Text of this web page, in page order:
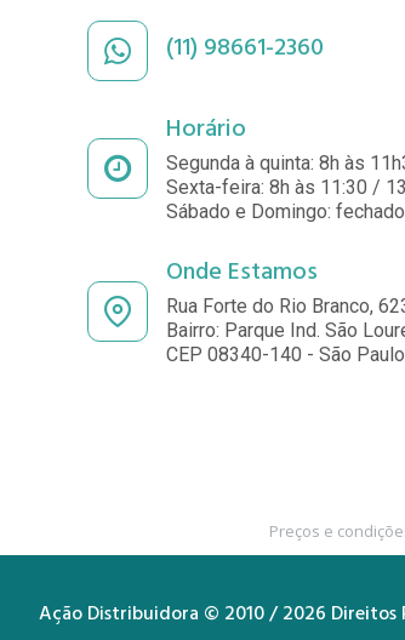
(11) 98661-2360
Horário
Segunda à quinta: 8h às
Sexta-feira: 8h às 11:30 /
Sábado e Domingo:
Onde Estamos
Rua Forte do Rio Branco,
Bairro: Parque Ind. São
CEP 08340-140 - São
Preços e
Ação Distribuidora © 2010 / 2026 Direitos